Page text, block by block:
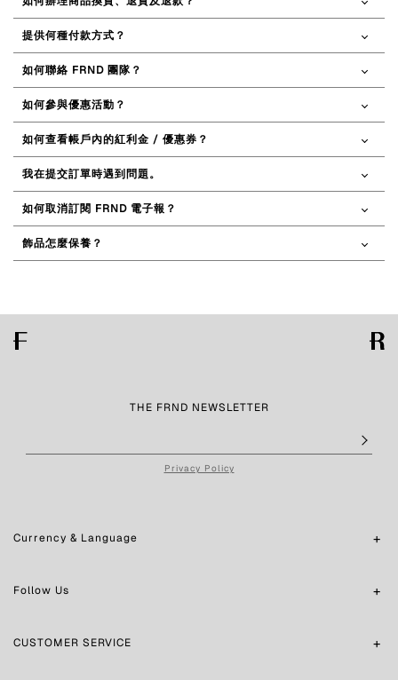
提供何種付款方式？
如何聯絡 FRND 團隊？
如何參與優惠活動？
如何查看帳戶內的紅利金 / 優惠券？
我在提交訂單時遇到問題。
如何取消訂閱 FRND 電子報？
飾品怎麼保養？
THE FRND NEWSLETTER
Privacy Policy
Currency & Language
Follow Us
CUSTOMER SERVICE